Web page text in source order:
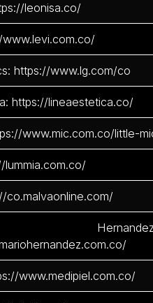
leonisa.co/
https://www.lg.com/co
https://lineaestetica.co/
www.mic.com.co/little-
lummia.com.co/
co.malvaonline.com/
www.medipiel.com.co/